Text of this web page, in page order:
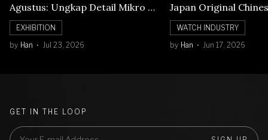
Agustus: Ungkap Detail Mikro di
Balik Seni Watchmaking
EXHIBITION
by Han Jul 23, 2026
Japan Original
Numerals Watch
WATCH INDUSTRY
by Han Jun 17, 2026
GET IN THE LOOP